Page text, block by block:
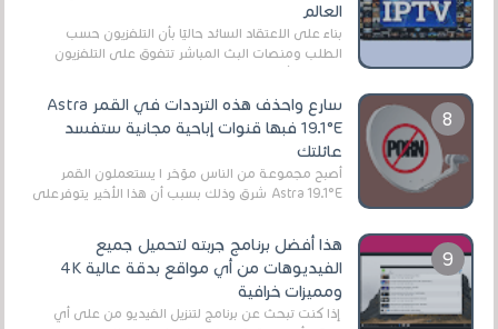
العالم
بناءً على الاعتقاد السائد حاليًا بأن التلفزيون حسب
الطلب ومنصات البث المباشر تتفوق على التلفزيون
سارع واحذف هذه الترددات في القمر Astra
19.1°E فبها قنوات إباحية مجانية ستفسد
عائلتك
أصبح مجموعة من الناس مؤخر ا يستعملون القمر
Astra 19.1°E شرق وذلك بسبب أن هذا الأخير يتوفرعلى
هذا أفضل برنامج جربته لتحميل جميع
الفيديوهات من أي مواقع بدقة عالية 4K
ومميزات خرافية
إذا كنت تبحث عن برنامج لتنزيل الفيديو من على أي